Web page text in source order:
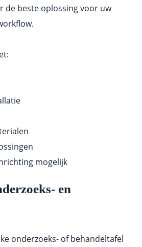
de beste oplossing voor uw
mogelijk
en
onderzoeks- of behandeltafel